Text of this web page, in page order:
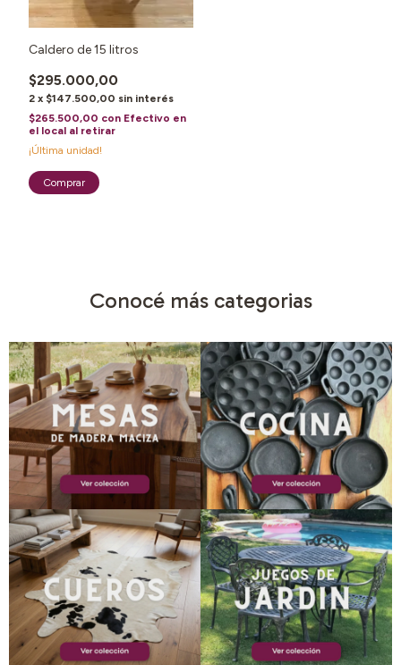
Caldero de 15 litros
$295.000,00
2 x $147.500,00 sin interés
$265.500,00 con Efectivo en
el local al retirar
¡Última unidad!
Conocé más categorias